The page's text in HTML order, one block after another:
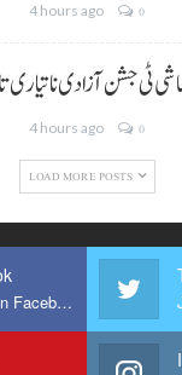
4 hours ago 0
ٹی جشن آزادی نا
4 hours ago 0
LOAD MORE POSTS
Join us on Facebook